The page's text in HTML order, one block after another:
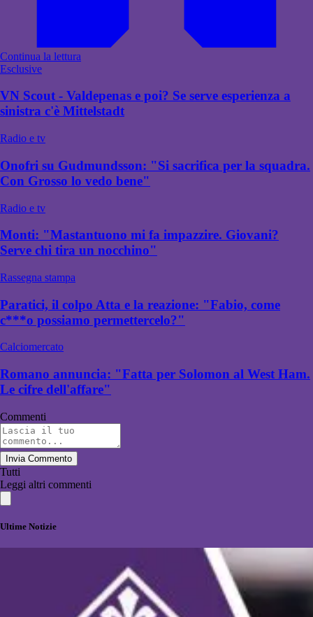
Continua la lettura
Esclusive
VN Scout - Valdepenas e poi? Se serve esperienza a
sinistra c'è Mittelstadt
Radio e tv
Onofri su Gudmundsson: "Si sacrifica per la squadra.
Con Grosso lo vedo bene"
Radio e tv
Monti: "Mastantuono mi fa impazzire. Giovani?
Serve chi tira un nocchino"
Rassegna stampa
Paratici, il colpo Atta e la reazione: "Fabio, come
c***o possiamo permettercelo?"
Calciomercato
Romano annuncia: "Fatta per Solomon al West Ham.
Le cifre dell'affare"
Commenti
Invia Commento
Tutti
Leggi altri commenti
Ultime Notizie